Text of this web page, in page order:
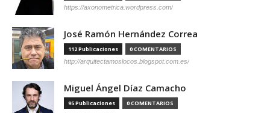
https://axonometrica.wordpress.com/
José Ramón Hernández Correa
112 Publicaciones 0 COMENTARIOS
http://arquitectamoslocos.blogspot.com.es/
Miguel Ángel Díaz Camacho
95 Publicaciones 0 COMENTARIOS